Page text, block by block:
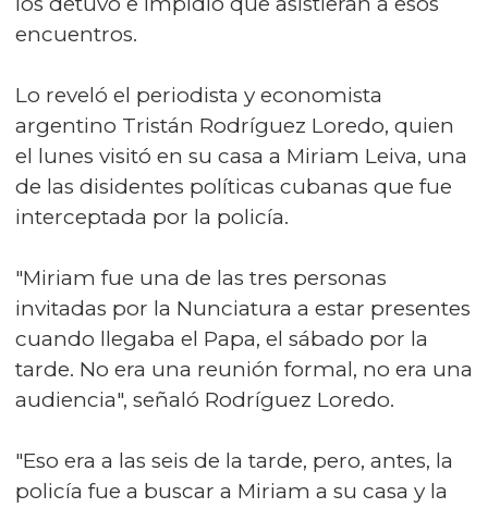
encuentros.
Lo reveló el periodista y economista
argentino Tristán Rodríguez Loredo, quien
el lunes visitó en su casa a Miriam Leiva, una
de las disidentes políticas cubanas que fue
interceptada por la policía.
"Miriam fue una de las tres personas
invitadas por la Nunciatura a estar presentes
cuando llegaba el Papa, el sábado por la
tarde. No era una reunión formal, no era una
audiencia", señaló Rodríguez Loredo.
"Eso era a las seis de la tarde, pero, antes, la
policía fue a buscar a Miriam a su casa y la